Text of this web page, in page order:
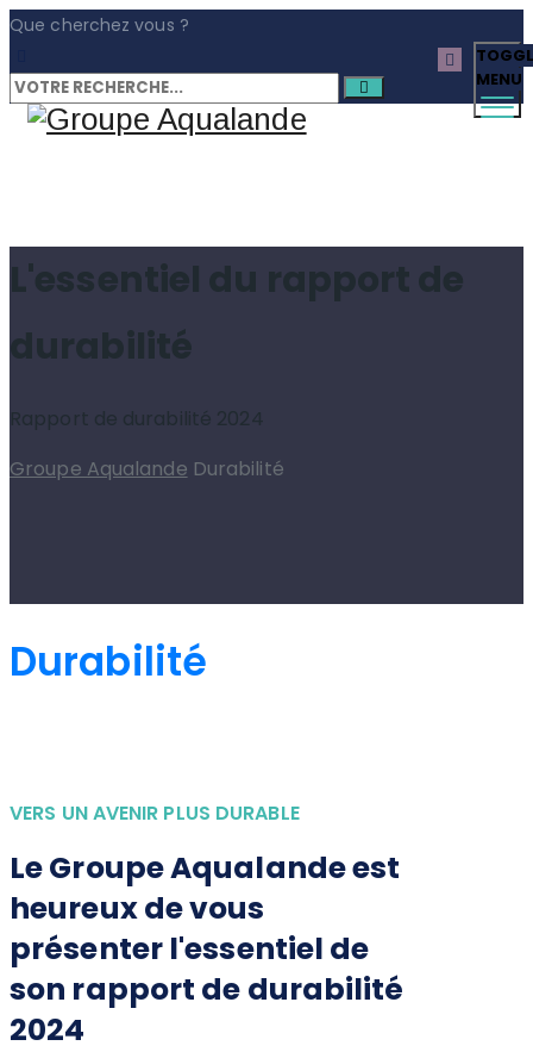
Que cherchez vous ?
MENU
L'essentiel du rapport de
durabilité
Rapport de durabilité 2024
Groupe Aqualande Durabilité
Durabilité
VERS UN AVENIR PLUS DURABLE
Le Groupe Aqualande est
heureux de vous
présenter l'essentiel de
son rapport de durabilité
2024